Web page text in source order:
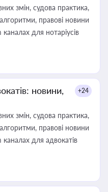
змін, судова практика,
правові новини
для нотаріусів
новини,
+24
змін, судова практика,
правові новини
для адвокатів